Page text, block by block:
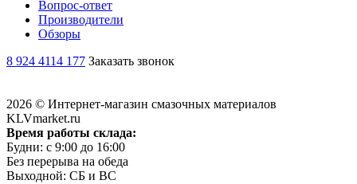
Вопрос-ответ
Производители
Обзоры
8 924 4114 177 Заказать звонок
2026 © Интернет-магазин смазочных материалов
KLVmarket.ru
Время работы склада:
Будни: c 9:00 до 16:00
Без перерыва на обеда
Выходной: СБ и ВС